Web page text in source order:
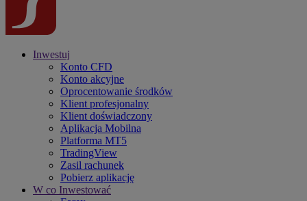
Inwestuj
Konto CFD
Konto akcyjne
Oprocentowanie środków
Klient profesjonalny
Klient doświadczony
Aplikacja Mobilna
Platforma MT5
TradingView
Zasil rachunek
Pobierz aplikację
W co Inwestować